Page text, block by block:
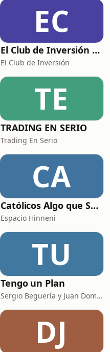
EC
El Club de Inversión podcast
El Club de Inversión
TE
TRADING EN SERIO
Trading En Serio
CA
Católicos Algo que Saber
Espacio Hinneni
TU
Tengo un Plan
Sergio Beguería y Juan Domínguez
DJ